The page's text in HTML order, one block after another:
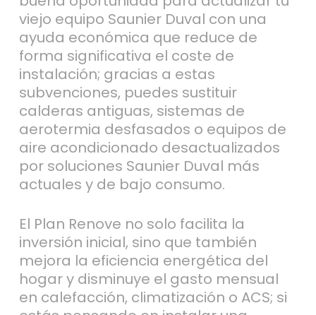
viejo equipo Saunier Duval con una
ayuda económica que reduce de
forma significativa el coste de
instalación; gracias a estas
subvenciones, puedes sustituir
calderas antiguas, sistemas de
aerotermia desfasados o equipos de
aire acondicionado desactualizados
por soluciones Saunier Duval más
actuales y de bajo consumo.
El Plan Renove no solo facilita la
inversión inicial, sino que también
mejora la eficiencia energética del
hogar y disminuye el gasto mensual
en calefacción, climatización o ACS; si